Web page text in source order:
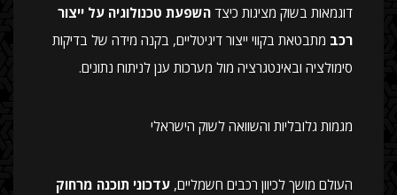
דוגמאות בשוק מציגות כיצד השפעת טכנולוגיה על ייצור
רכב מתבטאת בקווי ייצור דיגיטליים, בקנה מידה של בדיקות
סימולציה ובאינטגרציה מול מערכות ענן לניתוח נתונים.
מגמות גלובליות והשוואה לשוק הישראלי
העולם מושך לכיוון רכבים חשמליים, עדכוני תוכנה מרחוק